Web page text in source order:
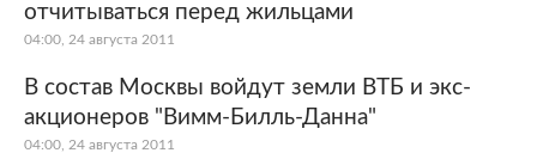
отчитываться перед жильцами
04:00, 24 августа 2011
В состав Москвы войдут земли ВТБ и экс-
акционеров "Вимм-Билль-Данна"
04:00, 24 августа 2011